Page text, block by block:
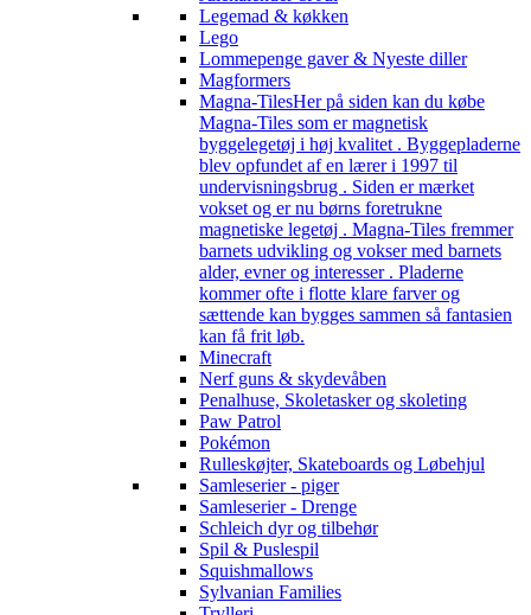
Legemad & køkken
Lego
Lommepenge gaver & Nyeste diller
Magformers
Magna-TilesHer på siden kan du købe
Magna-Tiles som er magnetisk
byggelegetøj i høj kvalitet . Byggepladerne
blev opfundet af en lærer i 1997 til
undervisningsbrug . Siden er mærket
vokset og er nu børns foretrukne
magnetiske legetøj . Magna-Tiles fremmer
barnets udvikling og vokser med barnets
alder, evner og interesser . Pladerne
kommer ofte i flotte klare farver og
sættende kan bygges sammen så fantasien
kan få frit løb.
Minecraft
Nerf guns & skydevåben
Penalhuse, Skoletasker og skoleting
Paw Patrol
Pokémon
Rulleskøjter, Skateboards og Løbehjul
Samleserier - piger
Samleserier - Drenge
Schleich dyr og tilbehør
Spil & Puslespil
Squishmallows
Sylvanian Families